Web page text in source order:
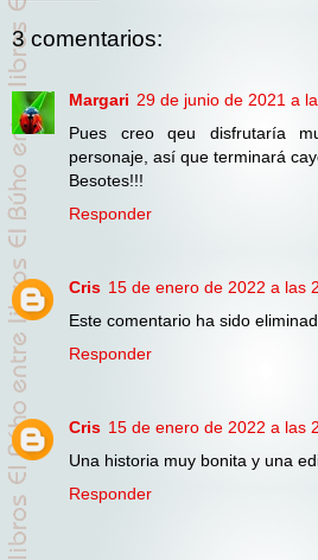
3 comentarios:
Margari 29 de junio de 2021 a
Pues creo qeu disfrutaría
personaje, así que terminará
Besotes!!!
Responder
Cris 15 de enero de 2022 a las
Este comentario ha sido
Responder
Cris 15 de enero de 2022 a las
Una historia muy bonita y una
Responder